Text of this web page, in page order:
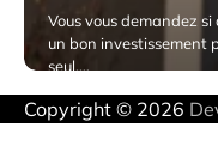
Vous vous demandez
un bon investissement
seul.…
Copyright © 2026